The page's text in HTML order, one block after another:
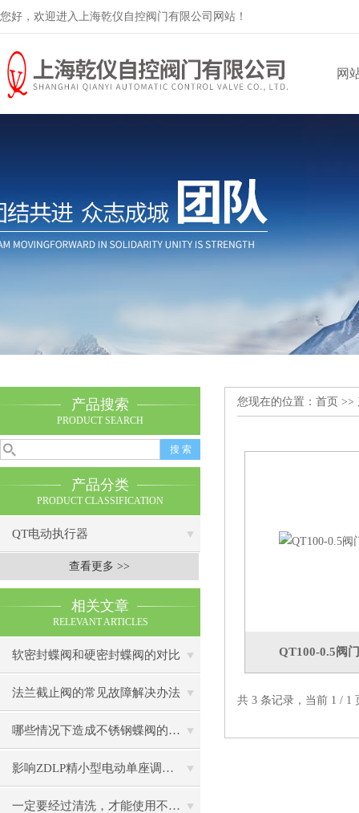
您好，欢迎进入上海乾仪自控阀门有限公司网站！
网
产品搜索
PRODUCT SEARCH
产品分类
PRODUCT CLASSIFICATION
QT电动执行器
查看更多 >>
相关文章
RELEVANT ARTICLES
软密封蝶阀和硬密封蝶阀的对比
法兰截止阀的常见故障解决办法
哪些情况下造成不锈钢蝶阀的生锈
影响ZDLP精小型电动单座调节阀精度的因素
一定要经过清洗，才能使用不锈钢电动闸阀
您现在的位置： 首页 >>
QT100-0.5阀
共 3 条记录，当前 1 /